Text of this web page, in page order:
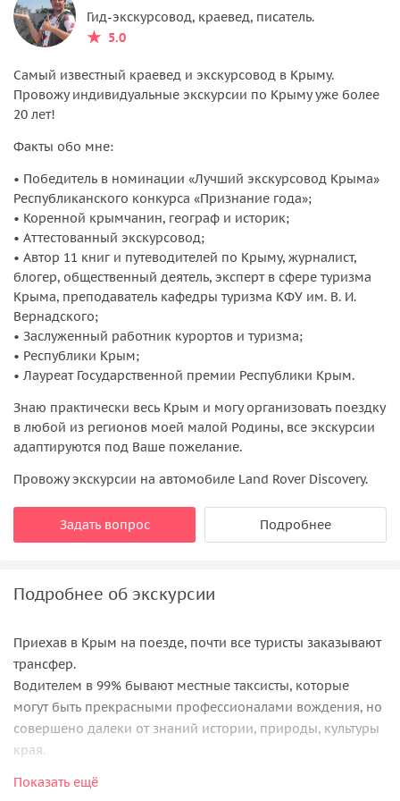
Гид-экскурсовод, краевед, писатель.
5.0
Самый известный краевед и экскурсовод в Крыму.
Провожу индивидуальные экскурсии по Крыму уже более
20 лет!
Факты обо мне:
• Победитель в номинации «Лучший экскурсовод Крыма»
Республиканского конкурса «Признание года»;
• Коренной крымчанин, географ и историк;
• Аттестованный экскурсовод;
• Автор 11 книг и путеводителей по Крыму, журналист,
блогер, общественный деятель, эксперт в сфере туризма
Крыма, преподаватель кафедры туризма КФУ им. В. И.
Вернадского;
• Заслуженный работник курортов и туризма;
• Республики Крым;
• Лауреат Государственной премии Республики Крым.
Знаю практически весь Крым и могу организовать поездку
в любой из регионов моей малой Родины, все экскурсии
адаптируются под Ваше пожелание.
Провожу экскурсии на автомобиле Land Rover Discovery.
Задать вопрос Подробнее
Подробнее об экскурсии
Приехав в Крым на поезде, почти все туристы заказывают
трансфер.
Водителем в 99% бывают местные таксисты, которые
могут быть прекрасными профессионалами вождения, но
совершено далеки от знаний истории, природы, культуры
края.
Я предлагаю Вам эксклюзив — встречу на жд вокзале
Показать ещё